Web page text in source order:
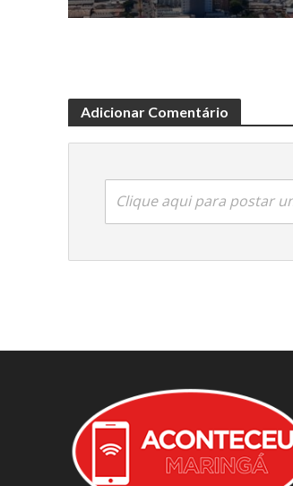
Adicionar Comentário
Clique aqui para postar